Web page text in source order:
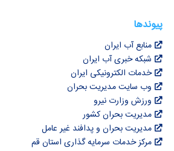
پیوندها
منابع آب ایران
شبکه خبری آب ایران
خدمات الکترونیکی ایران
وب سایت مدیریت بحران
ورزش وزارت نیرو
مدیریت بحران کشور
مدیریت بحران و پدافند غیر عامل
مرکز خدمات سرمایه گذاری استان قم